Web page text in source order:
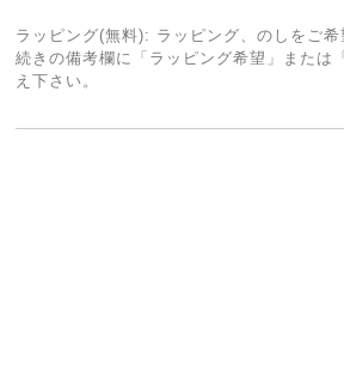
ラッピング(無料): ラッピング、のしをご
続きの備考欄に「ラッピング希望」または
え下さい。